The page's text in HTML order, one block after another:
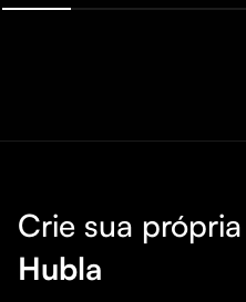
Crie sua
Hubla